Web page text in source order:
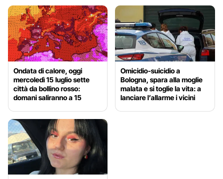
Ondata di calore, oggi
mercoledì 15 luglio sette
città da bollino rosso:
domani saliranno a 15
Omicidio-suicidio a
Bologna, spara alla moglie
malata e si toglie la vita: a
lanciare l’allarme i vicini